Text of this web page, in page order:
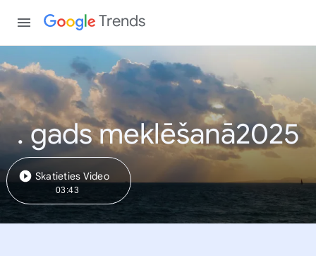
Trends
. gads meklēšanā2025
Skatieties Video
03:43